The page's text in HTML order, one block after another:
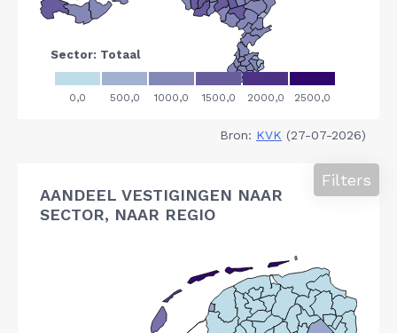
Bron: KVK (27-07-2026)
AANDEEL VESTIGINGEN NAAR
SECTOR, NAAR REGIO
Filters